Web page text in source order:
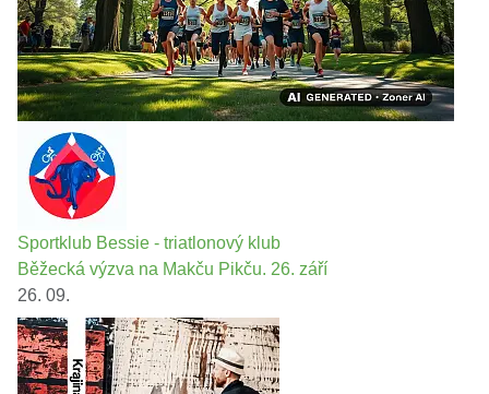
Sportklub Bessie - triatlonový klub
Běžecká výzva na Makču Pikču. 26. září
26. 09.